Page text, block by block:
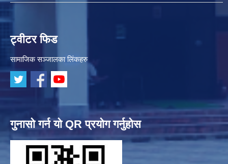
ट्वीटर फिड
सामाजिक सञ्जालका लिंकहरु
गुनासो गर्न यो QR प्रयोग गर्नुहोस